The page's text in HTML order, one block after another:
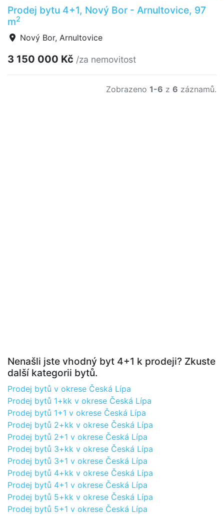
Prodej bytu 4+1, Nový Bor - Arnultovice, 97
m2
Nový Bor, Arnultovice
3 150 000 Kč /za nemovitost
Zobrazeno 1-6 z 6 záznamů.
Nenašli jste vhodný byt 4+1 k prodeji? Zkuste
další kategorii bytů.
Prodej bytů v okrese Česká Lípa
Prodej bytů 1+kk v okrese Česká Lípa
Prodej bytů 1+1 v okrese Česká Lípa
Prodej bytů 2+kk v okrese Česká Lípa
Prodej bytů 2+1 v okrese Česká Lípa
Prodej bytů 3+kk v okrese Česká Lípa
Prodej bytů 3+1 v okrese Česká Lípa
Prodej bytů 4+kk v okrese Česká Lípa
Prodej bytů 4+1 v okrese Česká Lípa
Prodej bytů 5+kk v okrese Česká Lípa
Prodej bytů 5+1 v okrese Česká Lípa